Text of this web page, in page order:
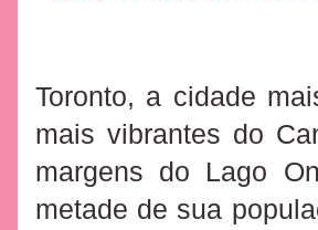
Toronto, a cidade
mais vibrantes do
margens do Lago
metade de sua